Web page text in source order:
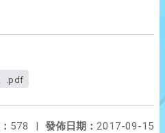
.pdf
發佈日期： 2017-09-15
578 |